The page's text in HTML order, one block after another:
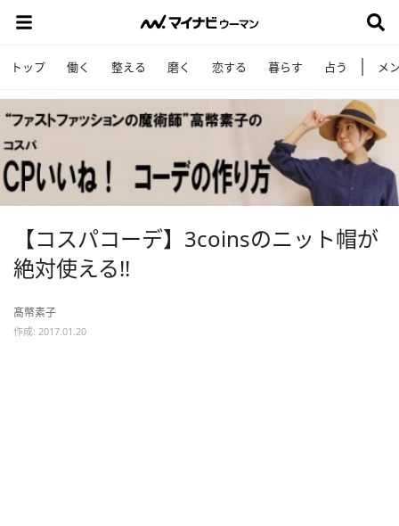
トップ 働く 整える 磨く 恋する 暮らす 占う メ
【コスパコーデ】3coinsのニット帽が
絶対使える!!
髙幣素子
作成: 2017.01.20